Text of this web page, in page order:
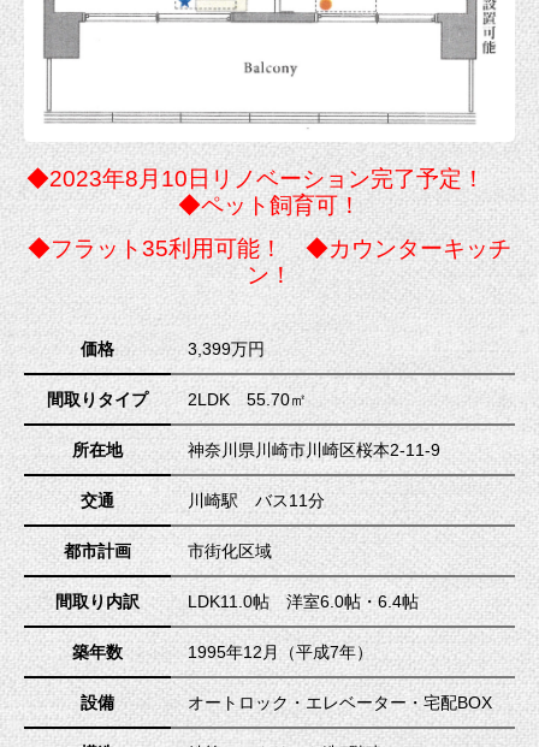
◆2023年8月10日リノベーション完了予定！
◆ペット飼育可！
◆フラット35利用可能！ ◆カウンターキッチ
ン！
価格 3,399万円
間取りタイプ 2LDK 55.70㎡
所在地 神奈川県川崎市川崎区桜本2-11-9
交通 川崎駅 バス11分
都市計画 市街化区域
間取り内訳 LDK11.0帖 洋室6.0帖・6.4帖
築年数 1995年12月（平成7年）
設備 オートロック・エレベーター・宅配BOX